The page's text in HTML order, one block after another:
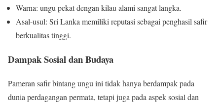
Warna: ungu pekat dengan kilau alami sangat langka.
Asal-usul: Sri Lanka memiliki reputasi sebagai penghasil safir
berkualitas tinggi.
Dampak Sosial dan Budaya
Pameran safir bintang ungu ini tidak hanya berdampak pada
dunia perdagangan permata, tetapi juga pada aspek sosial dan